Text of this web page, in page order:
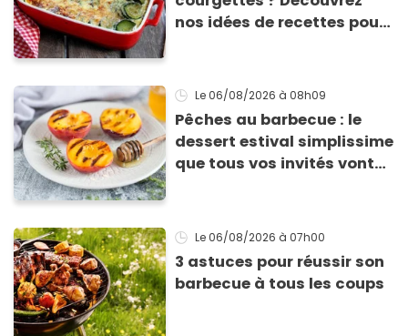
nos idées de recettes pour
Le 06/08/2026 à 08h09
Pêches au barbecue : le
dessert estival simplissime
que tous vos invités vont
Le 06/08/2026 à 07h00
3 astuces pour réussir son
barbecue à tous les coups